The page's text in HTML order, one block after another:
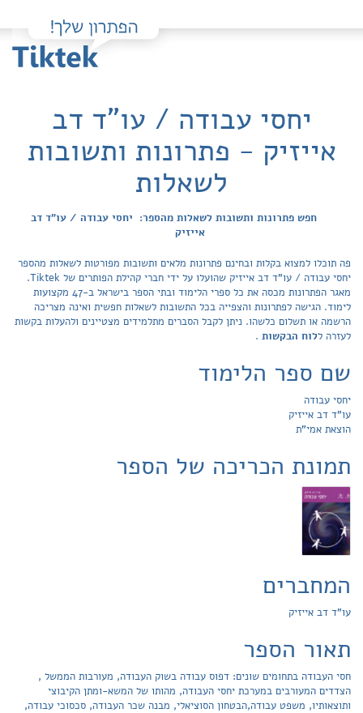
יחסי עבודה / עו"ד דב
אייזיק - פתרונות ותשובות
לשאלות
חפש פתרונות ותשובות לשאלות מהספר: יחסי עבודה / עו"ד דב
אייזיק
פה תוכלו למצוא בקלות ובחינם פתרונות מלאים ותשובות מפורטות לשאלות מהספר
יחסי עבודה / עו"ד דב אייזיק שהועלו על ידי חברי קהילת הפותרים של Tiktek.
מאגר הפתרונות מכסה את כל ספרי הלימוד ובתי הספר בישראל ב-47 מקצועות
לימוד. הגישה לפתרונות והצפייה בכל התשובות לשאלות חפשית ואינה מצריכה
הרשמה או תשלום כלשהו. ניתן לקבל הסברים מתלמידים מצטיינים ולהעלות בקשות
לעזרה ללוח הבקשות .
שם ספר הלימוד
יחסי עבודה
עו"ד דב אייזיק
הוצאת אמי"ת
תמונת הכריכה של הספר
המחברים
עו"ד דב אייזיק
תאור הספר
חסי העבודה בתחומים שונים: דפוס עבודה בשוק העבודה, מעורבות הממשל ,
הצדדים המעורבים במערכת יחסי העבודה, מהותו של המשא-ומתן הקיבוצי
ותוצאותיו, משפט עבודה,הבטחון הסוציאלי, מבנה שכר העבודה, סכסוכי עבודה,